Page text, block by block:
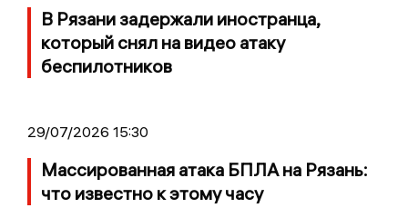
В Рязани задержали иностранца,
который снял на видео атаку
беспилотников
29/07/2026 15:30
Массированная атака БПЛА на Рязань:
что известно к этому часу